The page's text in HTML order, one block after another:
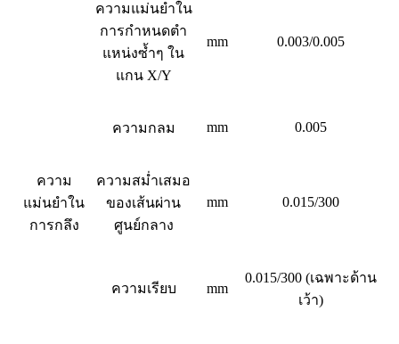
ความ
แม่นยำใน
การกลึง
ความแม่นยำใน
การกำหนดตำ
แหน่งซ้ำๆ ใน
แกน X/Y
mm 0.003/0.005
ความกลม mm 0.005
ความสม่ำเสมอ
ของเส้นผ่าน
ศูนย์กลาง
mm 0.015/300
ความเรียบ mm
0.015/300 (เฉพาะด้าน
เว้า)